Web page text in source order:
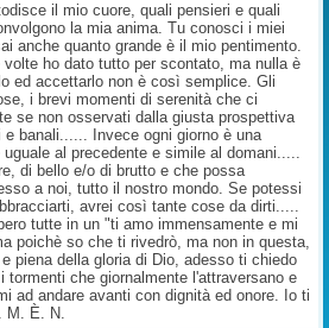
il mio cuore, quali pensieri e quali
la mia anima. Tu conosci i miei
anche quanto grande è il mio pentimento.
volte ho dato tutto per scontato, ma nulla è
ed accettarlo non è così semplice. Gli
i brevi momenti di serenità che ci
se non osservati dalla giusta prospettiva
banali...... Invece ogni giorno è una
al precedente e simile al domani.....
di bello e/o di brutto e che possa
a noi, tutto il nostro mondo. Se potessi
avrei così tante cose da dirti.....
tutte in un "ti amo immensamente e mi
poichè so che ti rivedrò, ma non in questa,
piena della gloria di Dio, adesso ti chiedo
tormenti che giornalmente l'attraversano e
ad andare avanti con dignità ed onore. Io ti
M. È. N.